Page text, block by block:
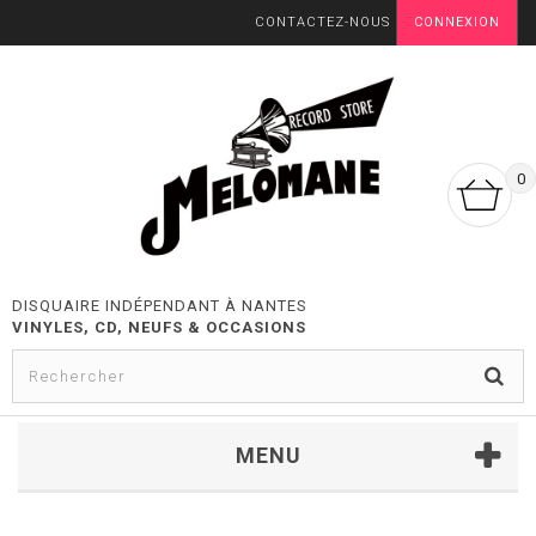
CONNEXION
CONTACTEZ-NOUS
0
DISQUAIRE INDÉPENDANT À NANTES
VINYLES, CD, NEUFS & OCCASIONS
MENU